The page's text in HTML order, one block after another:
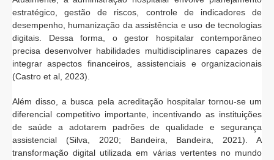
estratégico, gestão de riscos, controle de indicadores de
desempenho, humanização da assistência e uso de tecnologias
digitais. Dessa forma, o gestor hospitalar contemporâneo
precisa desenvolver habilidades multidisciplinares capazes de
integrar aspectos financeiros, assistenciais e organizacionais
(Castro et al, 2023).
Além disso, a busca pela acreditação hospitalar tornou-se um
diferencial competitivo importante, incentivando as instituições
de saúde a adotarem padrões de qualidade e segurança
assistencial (Silva, 2020; Bandeira, Bandeira, 2021). A
transformação digital utilizada em várias vertentes no mundo